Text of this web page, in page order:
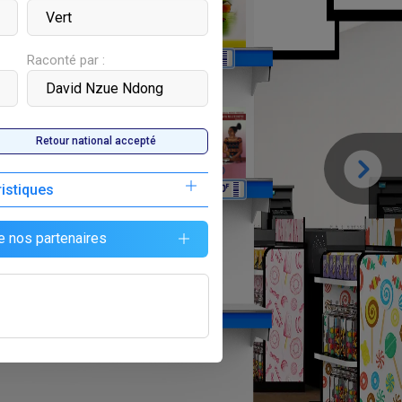
Raconté par :
Retour national accepté
nos partenaires
4 500
6 500F